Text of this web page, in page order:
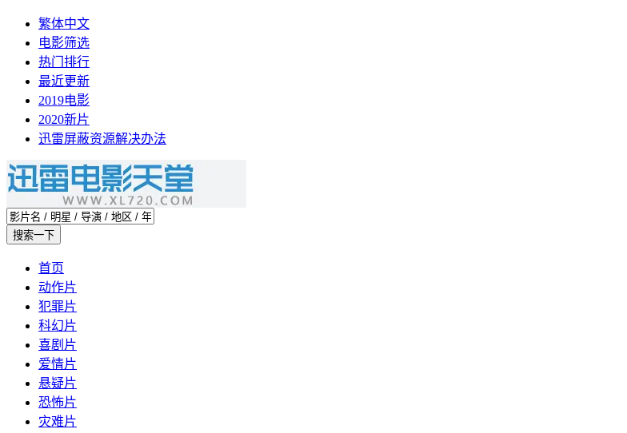
繁体中文
电影筛选
热门排行
最近更新
2019电影
2020新片
迅雷屏蔽资源解决办法
首页
动作片
犯罪片
科幻片
喜剧片
爱情片
悬疑片
恐怖片
灾难片